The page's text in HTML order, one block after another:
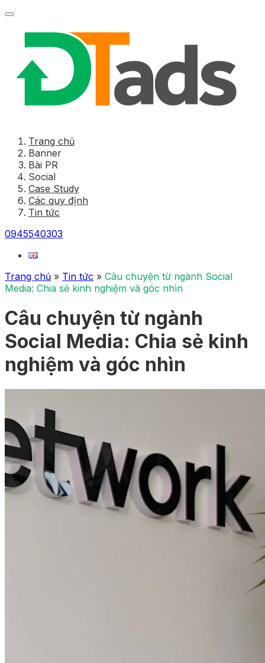
Trang chủ
Banner
Bài PR
Social
Case Study
Các quy định
Tin tức
0945540303
Trang chủ » Tin tức » Câu chuyện từ ngành Social
Media: Chia sẻ kinh nghiệm và góc nhìn
Câu chuyện từ ngành
Social Media: Chia sẻ kinh
nghiệm và góc nhìn